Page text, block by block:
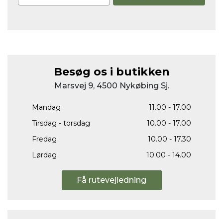
Besøg os i butikken
Marsvej 9, 4500 Nykøbing Sj.
Mandag
11.00 - 17.00
Tirsdag - torsdag
10.00 - 17.00
Fredag
10.00 - 17.30
Lørdag
10.00 - 14.00
Få rutevejledning